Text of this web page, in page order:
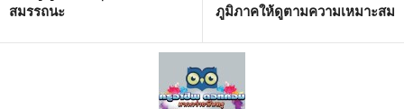
สมรรถนะ
ภูมิภาคให้ดูตามความเหมาะสม